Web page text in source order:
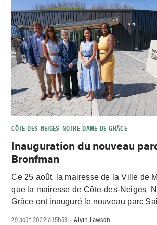
CÔTE-DES-NEIGES–NOTRE-DAME-DE-GRÂCE
Inauguration du nouveau
Bronfman
Ce 25 août, la mairesse de la Ville de
que la mairesse de Côte-des-
Grâce ont inauguré le nouveau parc
29 août 2022 à 15h53 -Alvin Lawson